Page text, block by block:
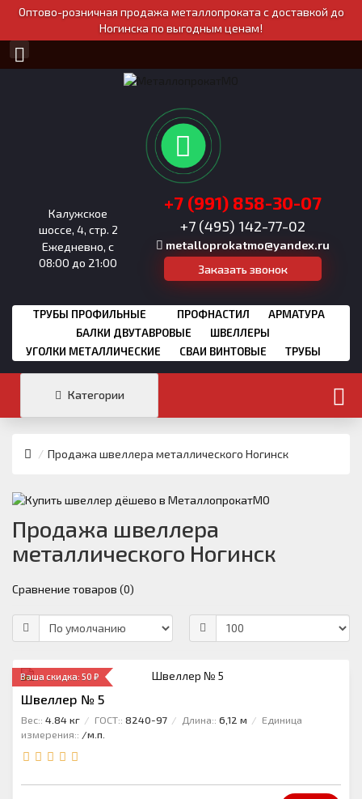
Оптово-розничная продажа металлопроката с доставкой до
Ногинска по выгодным ценам!
Калужское
шоссе, 4, стр. 2
Ежедневно, с
08:00 до 21:00
+7 (991) 858-30-07
+7 (495) 142-77-02
metalloprokatmo@yandex.ru
Заказать звонок
ТРУБЫ ПРОФИЛЬНЫЕ ПРОФНАСТИЛ
АРМАТУРА
БАЛКИ ДВУТАВРОВЫЕ
ШВЕЛЛЕРЫ
УГОЛКИ МЕТАЛЛИЧЕСКИЕ
СВАИ ВИНТОВЫЕ ТРУБЫ
Категории
Продажа швеллера металлического Ногинск
Продажа швеллера
металлического Ногинск
Сравнение товаров (0)
Ваша скидка: 50 ₽
Швеллер № 5
Вес:: 4.84 кг ГОСТ:: 8240-97 Длина:: 6,12 м
Единица
измерения:: /м.п.